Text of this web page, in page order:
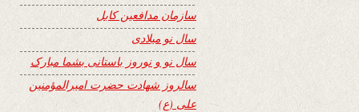
سازمان مدافعین کابل
سال نو میلادی
سال نو و نوروز باستانی بشما مبارک
سالروز شهادت حضرت امیرالمؤمنین
علی (ع)